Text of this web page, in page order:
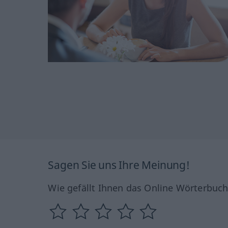
Sagen Sie uns Ihre Meinung!
Wie gefällt Ihnen das Online